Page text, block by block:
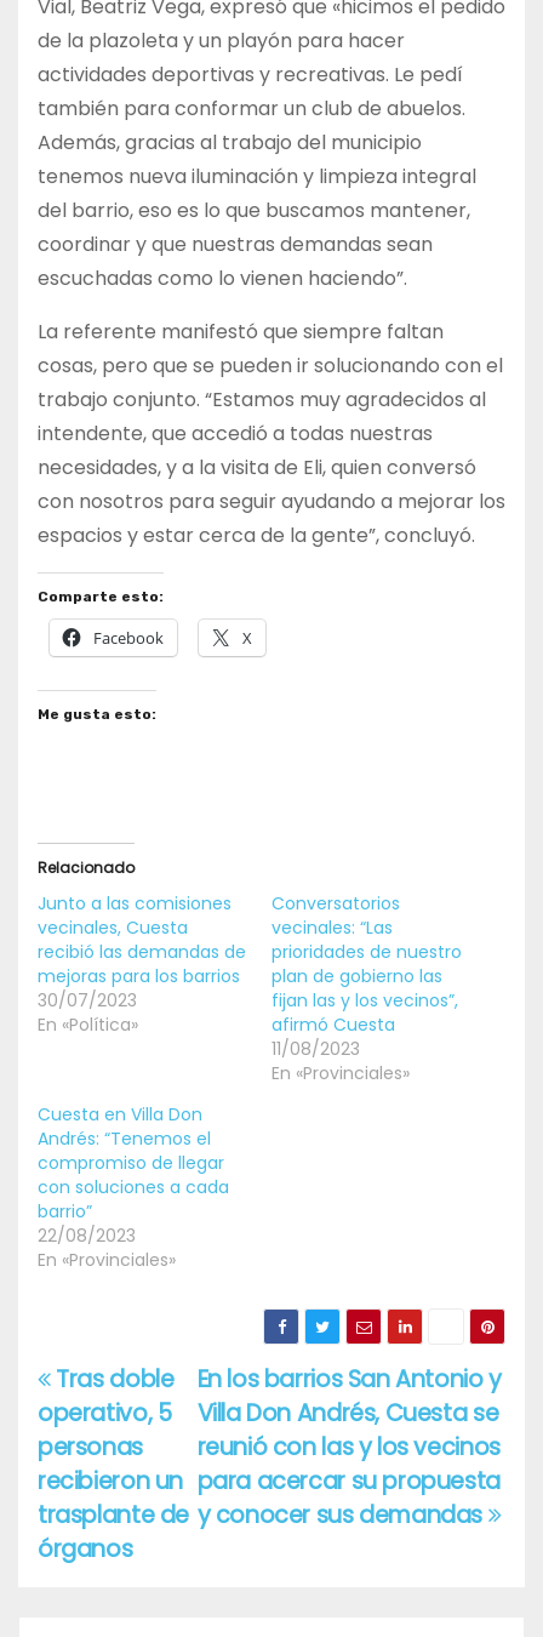
Vial, Beatriz Vega, expresó que «hicimos el pedido
de la plazoleta y un playón para hacer
actividades deportivas y recreativas. Le pedí
también para conformar un club de abuelos.
Además, gracias al trabajo del municipio
tenemos nueva iluminación y limpieza integral
del barrio, eso es lo que buscamos mantener,
coordinar y que nuestras demandas sean
escuchadas como lo vienen haciendo”.
La referente manifestó que siempre faltan
cosas, pero que se pueden ir solucionando con el
trabajo conjunto. “Estamos muy agradecidos al
intendente, que accedió a todas nuestras
necesidades, y a la visita de Eli, quien conversó
con nosotros para seguir ayudando a mejorar los
espacios y estar cerca de la gente”, concluyó.
Comparte esto:
Facebook X
Me gusta esto:
Relacionado
Junto a las comisiones
vecinales, Cuesta
recibió las demandas de
mejoras para los barrios
30/07/2023
En «Política»
Conversatorios
vecinales: “Las
prioridades de nuestro
plan de gobierno las
fijan las y los vecinos”,
afirmó Cuesta
11/08/2023
En «Provinciales»
Cuesta en Villa Don
Andrés: “Tenemos el
compromiso de llegar
con soluciones a cada
barrio”
22/08/2023
En «Provinciales»
Navegación
de
entradas
En los barrios San Antonio y
Villa Don Andrés, Cuesta se
reunió con las y los vecinos
para acercar su propuesta
y conocer sus demandas
Tras doble
operativo, 5
personas
recibieron un
trasplante de
órganos